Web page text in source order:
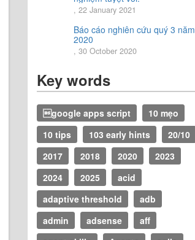
, 22 January 2021
Báo cáo nghiên cứu quý 3 năm
2020
, 30 October 2020
Key words
google apps script
10 mẹo
10 tips
103 early hints
20/10
2017
2018 2020
2023
2024
2025
acid
adaptive threshold
adb
admin
adsense
aff